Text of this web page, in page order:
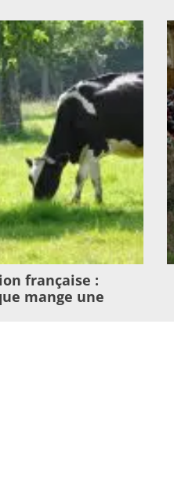
française :
mange une